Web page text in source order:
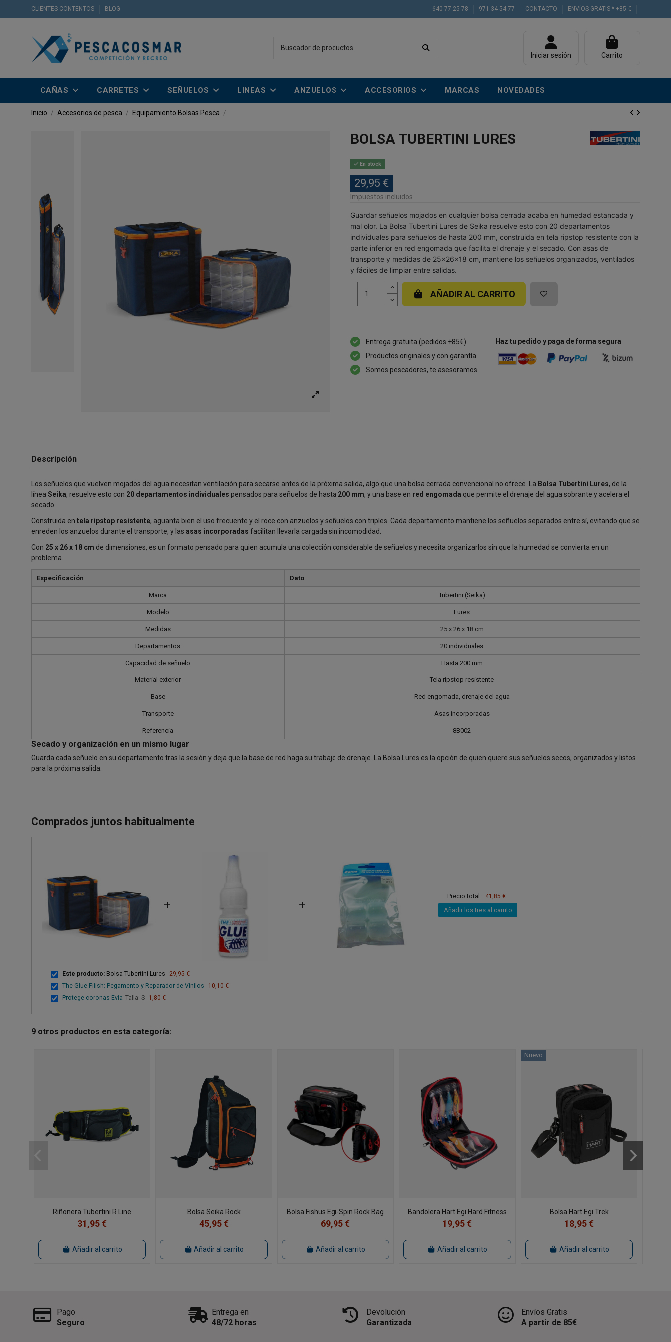
CLIENTES CONTENTOS BLOG 640 77 25 78 971 34 54 77 CONTACTO ENVÍOS GRATIS * +85 €
Iniciar sesión Carrito
CAÑAS CARRETES SEÑUELOS LINEAS ANZUELOS ACCESORIOS MARCAS NOVEDADES
Inicio Accesorios de pesca Equipamiento Bolsas Pesca
BOLSA TUBERTINI LURES
En stock
29,95 €
Impuestos incluidos
Guardar señuelos mojados en cualquier bolsa cerrada acaba en humedad estancada y
mal olor. La Bolsa Tubertini Lures de Seika resuelve esto con 20 departamentos
individuales para señuelos de hasta 200 mm, construida en tela ripstop resistente con la
parte inferior en red engomada que facilita el drenaje y el secado. Con asas de
transporte y medidas de 25x26x18 cm, mantiene los señuelos organizados, ventilados
y fáciles de limpiar entre salidas.
AÑADIR AL CARRITO
Entrega gratuita (pedidos +85€).
Productos originales y con garantía.
Somos pescadores, te asesoramos.
Haz tu pedido y paga de forma segura
Descripción
Los señuelos que vuelven mojados del agua necesitan ventilación para secarse antes de la próxima salida, algo que una bolsa cerrada convencional no ofrece. La Bolsa Tubertini Lures, de la
línea Seika, resuelve esto con 20 departamentos individuales pensados para señuelos de hasta 200 mm, y una base en red engomada que permite el drenaje del agua sobrante y acelera el
secado.
Construida en tela ripstop resistente, aguanta bien el uso frecuente y el roce con anzuelos y señuelos con triples. Cada departamento mantiene los señuelos separados entre sí, evitando que se
enreden los anzuelos durante el transporte, y las asas incorporadas facilitan llevarla cargada sin incomodidad.
Con 25 x 26 x 18 cm de dimensiones, es un formato pensado para quien acumula una colección considerable de señuelos y necesita organizarlos sin que la humedad se convierta en un
problema.
Especificación Dato
Marca Tubertini (Seika)
Modelo Lures
Medidas 25 x 26 x 18 cm
Departamentos 20 individuales
Capacidad de señuelo Hasta 200 mm
Material exterior Tela ripstop resistente
Base Red engomada, drenaje del agua
Transporte Asas incorporadas
Referencia 8B002
Secado y organización en un mismo lugar
Guarda cada señuelo en su departamento tras la sesión y deja que la base de red haga su trabajo de drenaje. La Bolsa Lures es la opción de quien quiere sus señuelos secos, organizados y listos
para la próxima salida.
Comprados juntos habitualmente
+ +
Precio total: 41,85 €
Añadir los tres al carrito
Este producto: Bolsa Tubertini Lures
29,95 €
The Glue Fiiish: Pegamento y Reparador de Vinilos
10,10 €
Protege coronas Evia Talla: S 1,80 €
9 otros productos en esta categoría:
Riñonera Tubertini R Line
31,95 €
Añadir al carrito
Bolsa Seika Rock
45,95 €
Añadir al carrito
Bolsa Fishus Egi-Spin Rock Bag
69,95 €
Añadir al carrito
Bandolera Hart Egi Hard Fitness
19,95 €
Añadir al carrito
Nuevo
Bolsa Hart Egi Trek
18,95 €
Añadir al carrito
Pago
Seguro
Entrega en
48/72 horas
Devolución
Garantizada
Envíos Gratis
A partir de 85€